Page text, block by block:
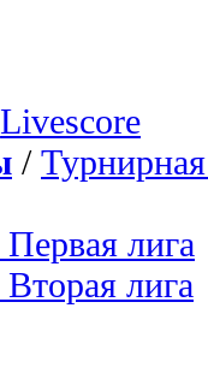
Livescore
/
лига
лига